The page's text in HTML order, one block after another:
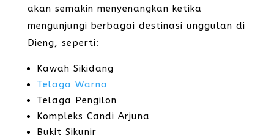
akan semakin menyenangkan ketika
mengunjungi berbagai destinasi unggulan di
Dieng, seperti:
Kawah Sikidang
Telaga Warna
Telaga Pengilon
Kompleks Candi Arjuna
Bukit Sikunir